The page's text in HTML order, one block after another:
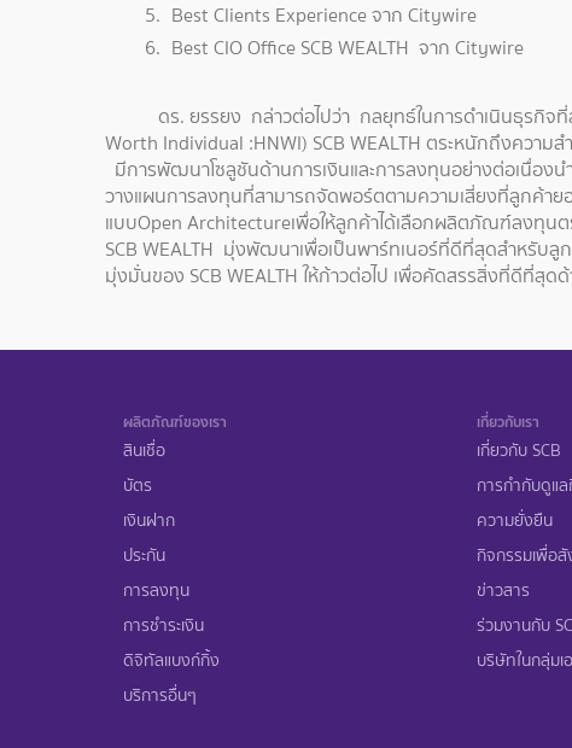
Best Clients Experience จาก Citywire
Best CIO Office SCB WEALTH จาก Citywire
ดร. ยรรยง กล่าวต่อไปว่า กลยุทธ์ในการดำเนินธุรกิ
Worth Individual :HNWI) SCB WEALTH ตระหนักถึงควา
มีการพัฒนาโซลูชันด้านการเงินและการลงทุนอย่างต่อเนื่อง
วางแผนการลงทุนที่สามารถจัดพอร์ตตามความเสี่ยงที่ลูกค้า
แบบOpen Architectureเพื่อให้ลูกค้าได้เลือกผลิตภัณฑ์ลงทุน
SCB WEALTH มุ่งพัฒนาเพื่อเป็นพาร์ทเนอร์ที่ดีที่สุดสำหรับลู
มุ่งมั่นของ SCB WEALTH ให้ก้าวต่อไป เพื่อคัดสรรสิ่งที่ดีที่สุ
ผลิตภัณฑ์ของเรา
สินเชื่อ
บัตร
เงินฝาก
ประกัน
การลงทุน
การชำระเงิน
ดิจิทัลแบงก์กิ้ง
บริการอื่นๆ
เกี่ยวกับเรา
เกี่ยวกับ SCB
การกำกับดูแ
ความยั่งยืน
กิจกรรมเพื่อ
ข่าวสาร
ร่วมงานกับ
บริษัทในกลุ่มเ